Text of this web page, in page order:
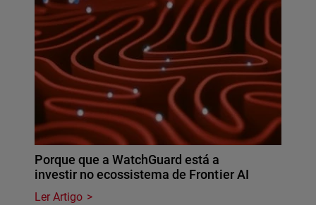
Porque que a WatchGuard está a
investir no ecossistema de Frontier AI
Ler Artigo